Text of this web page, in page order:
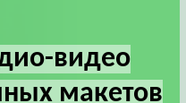
видео
макетов